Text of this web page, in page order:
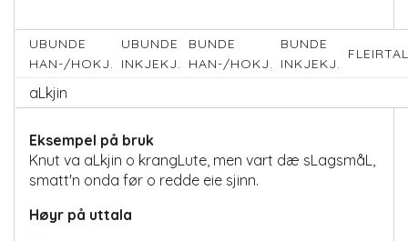
UBUNDE
HAN-/HOKJ.
UBUNDE
INKJEKJ.
BUNDE
HAN-/HOKJ.
BUNDE
INKJEKJ.
FLEIRTAL
aLkjin
Eksempel på bruk
Knut va aLkjin o krangLute, men vart dæ sLagsmåL,
smatt'n onda før o redde eie sjinn.
Høyr på uttala